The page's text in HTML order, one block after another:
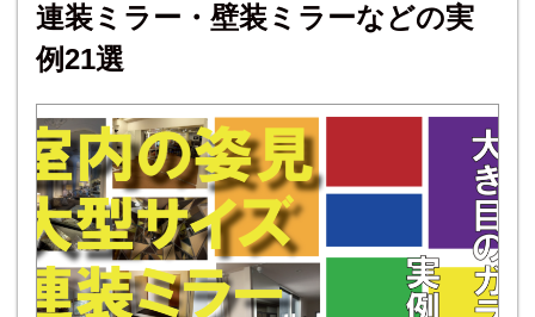
連装ミラー・壁装ミラーなどの実
例21選